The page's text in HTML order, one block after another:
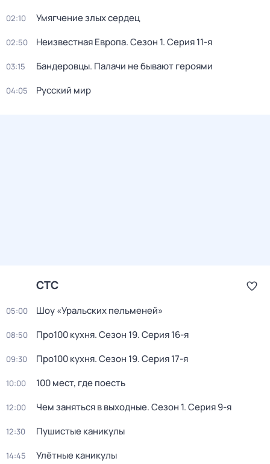
02:10 Умягчение злых сердец
02:50 Неизвестная Европа. Сезон 1. Серия 11-я
03:15 Бандерoвцы. Пaлачи не бывают героями
04:05 Русский мир
СТС
05:00 Шоу «Уральских пельменей»
08:50 Про100 кухня. Сезон 19. Серия 16-я
09:30 Про100 кухня. Сезон 19. Серия 17-я
10:00 100 мест, где поесть
12:00 Чем заняться в выходные. Сезон 1. Серия 9-я
12:30 Пушистые каникулы
14:45 Улётные каникулы